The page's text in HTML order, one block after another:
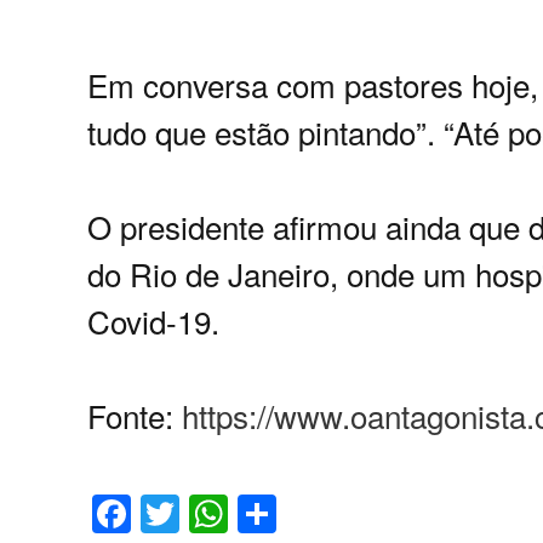
Em conversa com pastores
tudo que estão pintando”. “Até
O presidente afirmou ainda que
do Rio de Janeiro, onde um
Covid-19.
Fonte: https://
Facebook
TwitterWhatsApp